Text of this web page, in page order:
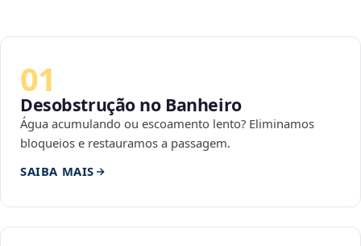
01
Desobstrução no Banheiro
Água acumulando ou escoamento lento? Eliminamos
bloqueios e restauramos a passagem.
SAIBA MAIS